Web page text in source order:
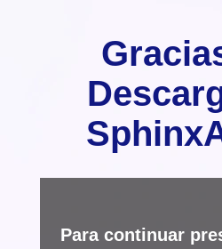
Para continuar